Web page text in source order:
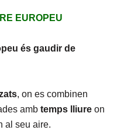
EUROPEU
és gaudir de
, on es combinen
amb temps lliure on
al seu aire.